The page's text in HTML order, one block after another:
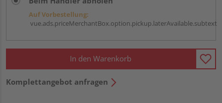
Auf Vorbestellung:
vue.ads.priceMerchantBox.option.pickup.laterAvailable.subtext
In den Warenkorb
Komplettangebot anfragen